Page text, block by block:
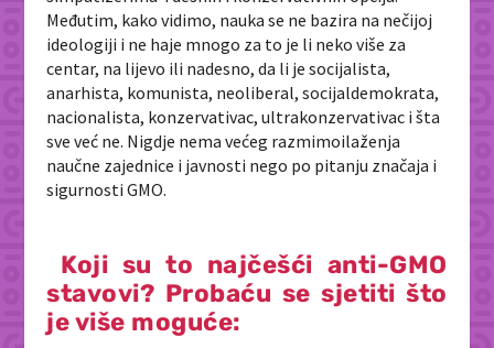
Međutim, kako vidimo, nauka se ne bazira na nečijoj
ideologiji i ne haje mnogo za to je li neko više za
centar, na lijevo ili nadesno, da li je socijalista,
anarhista, komunista, neoliberal, socijaldemokrata,
nacionalista, konzervativac, ultrakonzervativac i šta
sve već ne. Nigdje nema većeg razmimoilaženja
naučne zajednice i javnosti nego po pitanju značaja i
sigurnosti GMO.
Koji su to najčešći anti-GMO
stavovi? Probaću se sjetiti što
je više moguće: